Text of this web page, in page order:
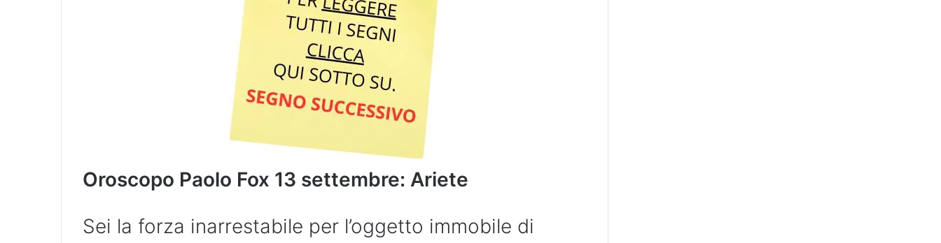
Oroscopo Paolo Fox 13 settembre: Ariete
Sei la forza inarrestabile per l’oggetto immobile di